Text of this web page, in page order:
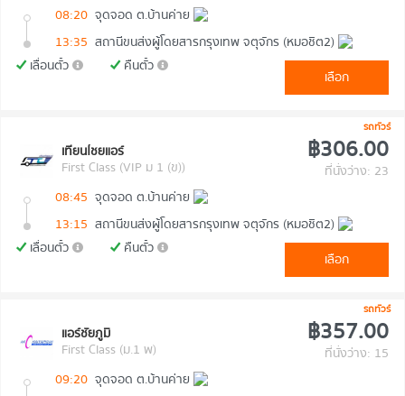
08:20 จุดจอด ต.บ้านค่าย
13:35 สถานีขนส่งผู้โดยสารกรุงเทพ จตุจักร (หมอชิต2)
เลื่อนตั๋ว
คืนตั๋ว
เลือก
รถทัวร์
เทียนไชยแอร์
First Class (VIP ม 1 (ข))
฿306.00
ที่นั่งว่าง: 23
08:45 จุดจอด ต.บ้านค่าย
13:15 สถานีขนส่งผู้โดยสารกรุงเทพ จตุจักร (หมอชิต2)
เลื่อนตั๋ว
คืนตั๋ว
เลือก
รถทัวร์
แอร์ชัยภูมิ
First Class (ม.1 พ)
฿357.00
ที่นั่งว่าง: 15
09:20 จุดจอด ต.บ้านค่าย